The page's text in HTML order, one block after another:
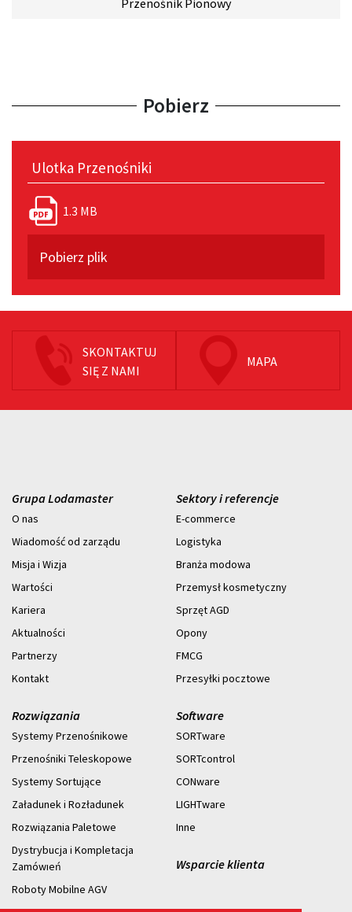
Pobierz
Ulotka Przenośniki
1.3 MB
Pobierz plik
SKONTAKTUJ
SIĘ Z NAMI
MAPA
Grupa Lodamaster
O nas
Wiadomość od zarządu
Misja i Wizja
Wartości
Kariera
Aktualności
Partnerzy
Kontakt
Sektory i referencje
E-commerce
Logistyka
Branża modowa
Przemysł kosmetyczny
Sprzęt AGD
Opony
FMCG
Przesyłki pocztowe
Rozwiązania
Systemy Przenośnikowe
Przenośniki Teleskopowe
Systemy Sortujące
Załadunek i Rozładunek
Rozwiązania Paletowe
Dystrybucja i Kompletacja
Zamówıeń
Roboty Mobilne AGV
Software
SORTware
SORTcontrol
CONware
LIGHTware
Inne
Wsparcie klienta